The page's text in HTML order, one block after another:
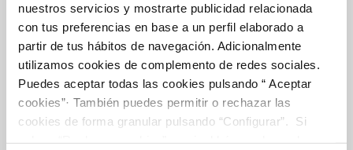
nuestros servicios y mostrarte publicidad relacionada
con tus preferencias en base a un perfil elaborado a
partir de tus hábitos de navegación. Adicionalmente
utilizamos cookies de complemento de redes sociales.
Puedes aceptar todas las cookies pulsando “ Aceptar
cookies”· También puedes permitir o rechazar las
cookies de forma granular pulsando “Configurar”. Si
Inicio
Gestiones Online